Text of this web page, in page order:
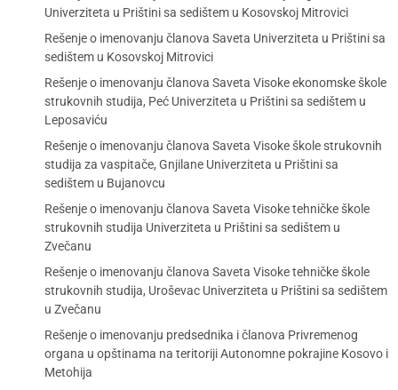
Univerziteta u Prištini sa sedištem u Kosovskoj Mitrovici
Rešenje o imenovanju članova Saveta Univerziteta u Prištini sa
sedištem u Kosovskoj Mitrovici
Rešenje o imenovanju članova Saveta Visoke ekonomske škole
strukovnih studija, Peć Univerziteta u Prištini sa sedištem u
Leposaviću
Rešenje o imenovanju članova Saveta Visoke škole strukovnih
studija za vaspitače, Gnjilane Univerziteta u Prištini sa
sedištem u Bujanovcu
Rešenje o imenovanju članova Saveta Visoke tehničke škole
strukovnih studija Univerziteta u Prištini sa sedištem u
Zvečanu
Rešenje o imenovanju članova Saveta Visoke tehničke škole
strukovnih studija, Uroševac Univerziteta u Prištini sa sedištem
u Zvečanu
Rešenje o imenovanju predsednika i članova Privremenog
organa u opštinama na teritoriji Autonomne pokrajine Kosovo i
Metohija